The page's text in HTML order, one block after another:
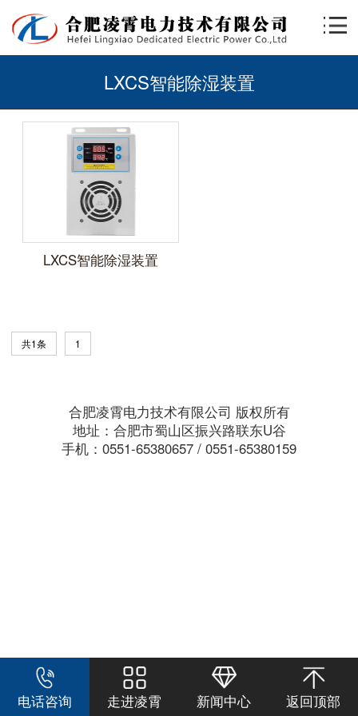
LXCS智能除湿装置
LXCS智能除湿装置
共1条 1
合肥凌霄电力技术有限公司 版权所有
地址：合肥市蜀山区振兴路联东U谷
手机：0551-65380657 / 0551-65380159
电话咨询 走进凌霄 新闻中心 返回顶部